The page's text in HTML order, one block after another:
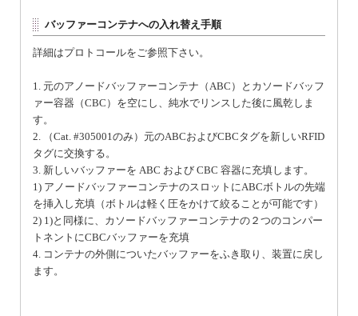
バッファーコンテナへの入れ替え手順
詳細はプロトコールをご参照下さい。
1. 元のアノードバッファーコンテナ（ABC）とカソードバッフ
ァー容器（CBC）を空にし、純水でリンスした後に風乾しま
す。
2. （Cat. #305001のみ）元のABCおよびCBCタグを新しいRFID
タグに交換する。
3. 新しいバッファーを ABC および CBC 容器に充填します。
1) アノードバッファーコンテナのスロットにABCボトルの先端
を挿入し充填（ボトルは軽く圧をかけて絞ることが可能です）
2) 1)と同様に、カソードバッファーコンテナの２つのコンパー
トネントにCBCバッファーを充填
4. コンテナの外側についたバッファーをふき取り、装置に戻し
ます。